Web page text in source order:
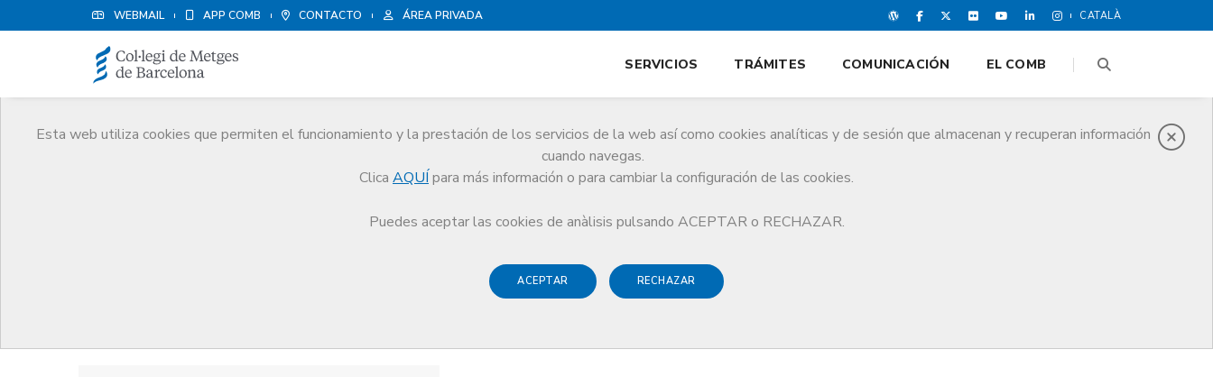
WEBMAIL APP COMB CONTACTO ÁREA PRIVADA CATALÀ
Esta web utiliza cookies que permiten el funcionamiento y la prestación de los servicios de la web así como cookies analíticas y de sesión que almacenan y recuperan información
cuando navegas.
Clica AQUÍ para más información o para cambiar la configuración de las cookies.
Puedes aceptar las cookies de anàlisis pulsando ACEPTAR o RECHAZAR.
ACEPTAR RECHAZAR
SERVICIOS TRÁMITES COMUNICACIÓN EL COMB
Guardonat Edició 2007